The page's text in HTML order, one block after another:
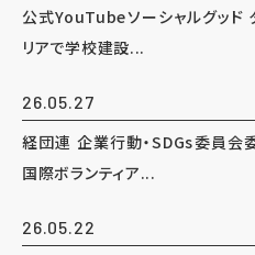
公式YouTubeソーシャルグッド
リアで学校建設...
26.05.27
経団連 企業行動・SDGs委員会
国際ボランティア...
26.05.22